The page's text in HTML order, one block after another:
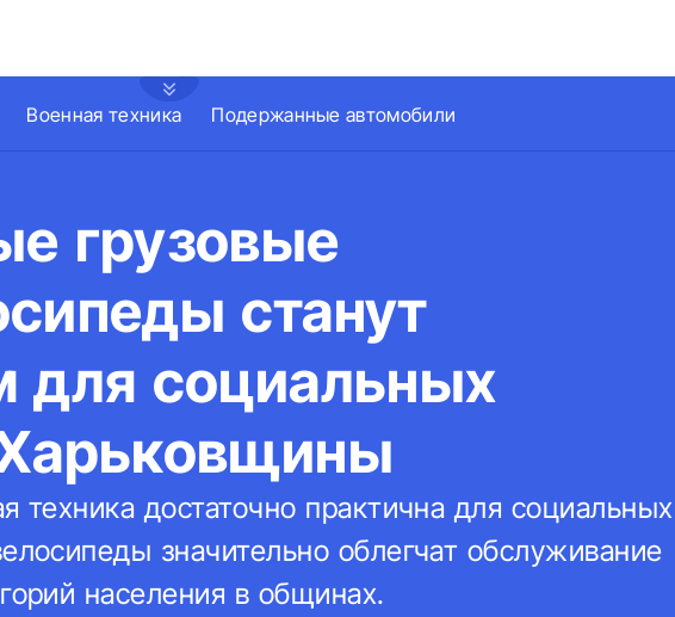
Военная техника Подержанные автомобили
грузовые
станут
для социальных
техника достаточно практична для социальных
значительно облегчат обслуживание
населения в общинах.